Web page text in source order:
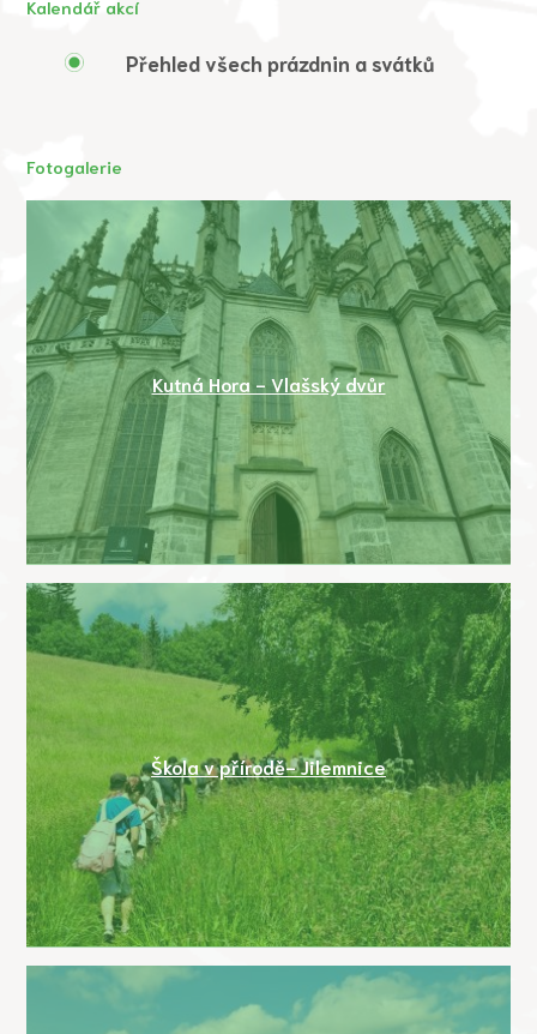
Kalendář akcí
Přehled všech prázdnin a svátků
Fotogalerie
Kutná Hora - Vlašský dvůr
Škola v přírodě- Jilemnice